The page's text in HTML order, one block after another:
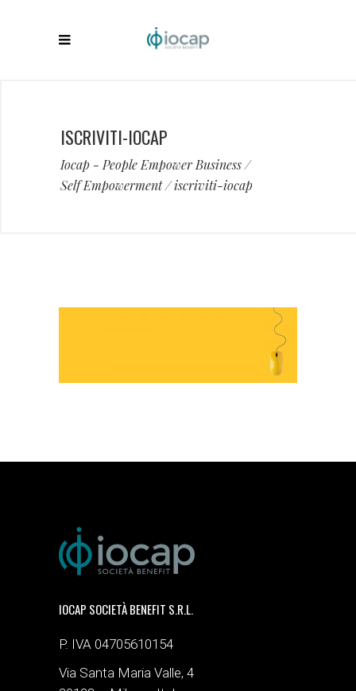
ISCRIVITI-IOCAP
Iocap - People Empower Business/
Self Empowerment/iscriviti-iocap
IOCAP SOCIETÀ BENEFIT S.R.L.
P. IVA 04705610154
Via Santa Maria Valle, 4